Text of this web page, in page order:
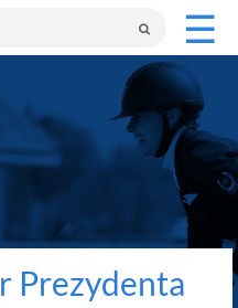
☰
Prezydenta